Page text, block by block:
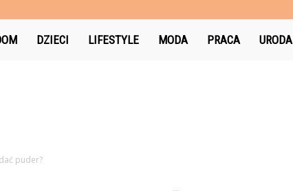
DZIECI LIFESTYLE MODA PRACA URODA
puder?